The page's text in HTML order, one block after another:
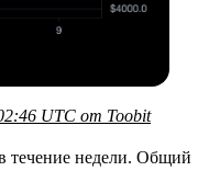
UTC от Toobit
течение недели. Общий